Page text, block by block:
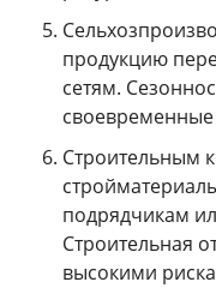
продукцию
сетям.
Строительным
подрядчикам
Строительная
высокими